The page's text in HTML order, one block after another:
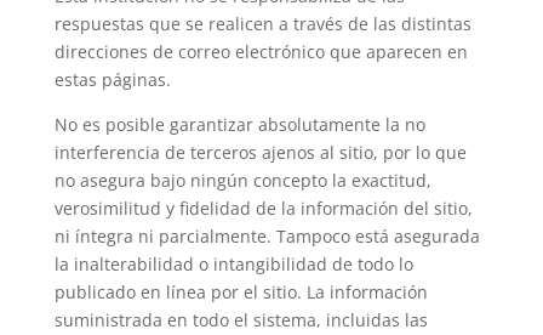
respuestas que se realicen a través de las distintas
direcciones de correo electrónico que aparecen en
estas páginas.
No es posible garantizar absolutamente la no
interferencia de terceros ajenos al sitio, por lo que
no asegura bajo ningún concepto la exactitud,
verosimilitud y fidelidad de la información del sitio,
ni íntegra ni parcialmente. Tampoco está asegurada
la inalterabilidad o intangibilidad de todo lo
publicado en línea por el sitio. La información
suministrada en todo el sistema, incluidas las